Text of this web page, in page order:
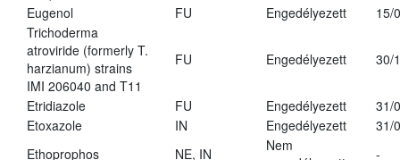
Eugenol
FU Engedélyezett
15/
Trichoderma
atroviride (formerly T.
harzianum) strains
IMI 206040 and T11
FU Engedélyezett 30/
Etridiazole FU Engedélyezett
31/
Etoxazole
IN Engedélyezett
31/
Ethoprophos
NE, IN
Nem
-